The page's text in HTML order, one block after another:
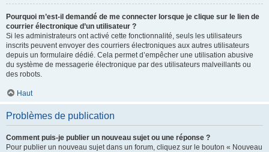
Pourquoi m’est-il demandé de me connecter lorsque je clique sur le lien de
courrier électronique d’un utilisateur ?
Si les administrateurs ont activé cette fonctionnalité, seuls les utilisateurs
inscrits peuvent envoyer des courriers électroniques aux autres utilisateurs
depuis un formulaire dédié. Cela permet d’empêcher une utilisation abusive
du système de messagerie électronique par des utilisateurs malveillants ou
des robots.
Haut
Problèmes de publication
Comment puis-je publier un nouveau sujet ou une réponse ?
Pour publier un nouveau sujet dans un forum, cliquez sur le bouton « Nouveau